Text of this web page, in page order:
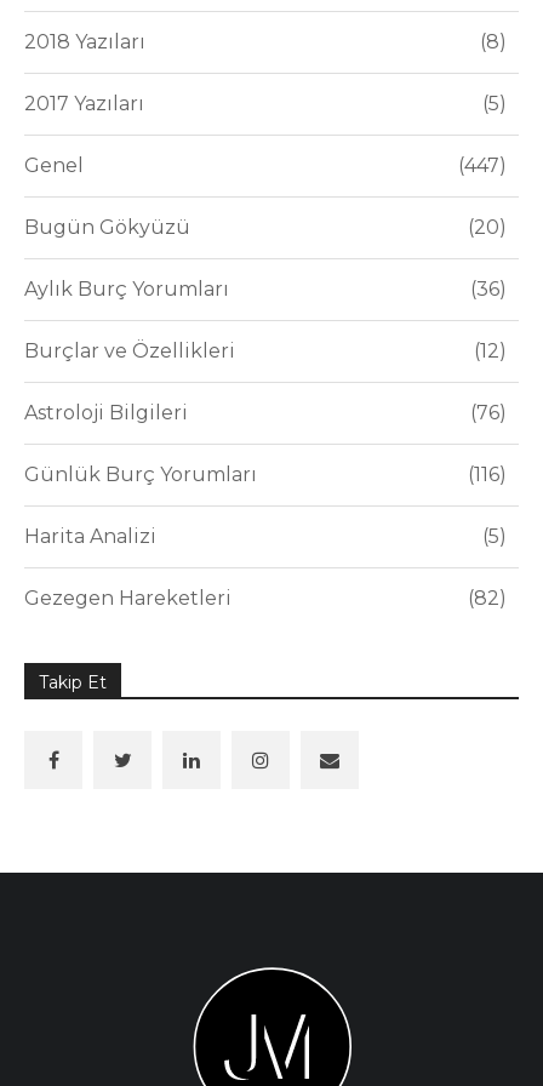
2018 Yazıları 8
2017 Yazıları 5
Genel 447
Bugün Gökyüzü 20
Aylık Burç Yorumları 36
Burçlar ve Özellikleri 12
Astroloji Bilgileri 76
Günlük Burç Yorumları 116
Harita Analizi 5
Gezegen Hareketleri 82
Takip Et